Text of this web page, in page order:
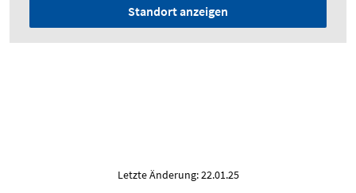
Standort anzeigen
Letzte Änderung: 22.01.25